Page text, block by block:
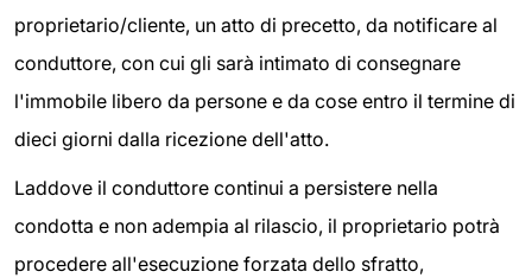
proprietario/cliente, un atto di precetto, da notificare al
conduttore, con cui gli sarà intimato di consegnare
l'immobile libero da persone e da cose entro il termine di
dieci giorni dalla ricezione dell'atto.
Laddove il conduttore continui a persistere nella
condotta e non adempia al rilascio, il proprietario potrà
procedere all'esecuzione forzata dello sfratto,